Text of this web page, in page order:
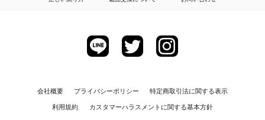
会社概要 プライバシーポリシー 特定商取引法に関する表示
利用規約 カスタマーハラスメントに関する基本方針